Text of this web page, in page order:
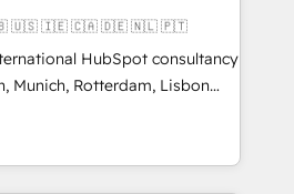
🇬🇧 🇺🇸 🇮🇪 🇨🇦 🇩🇪 🇳🇱 🇵🇹
HubSpot consultancy
Munich, Rotterdam, Lisbon
for clients through
core business processes